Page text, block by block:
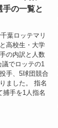
手の一覧と
葉ロッテマリ
高校生・大学
の内訳と人数
でロッテの1
手、5球団競合
ました。 指名
捕手を1人指名